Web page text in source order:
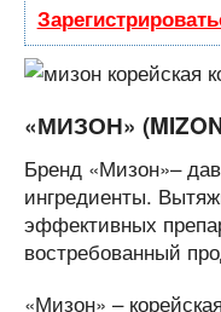
«МИЗОН»
Бренд «Мизон»–
ингредиенты.
эффективных
востребованный
«Мизон» –